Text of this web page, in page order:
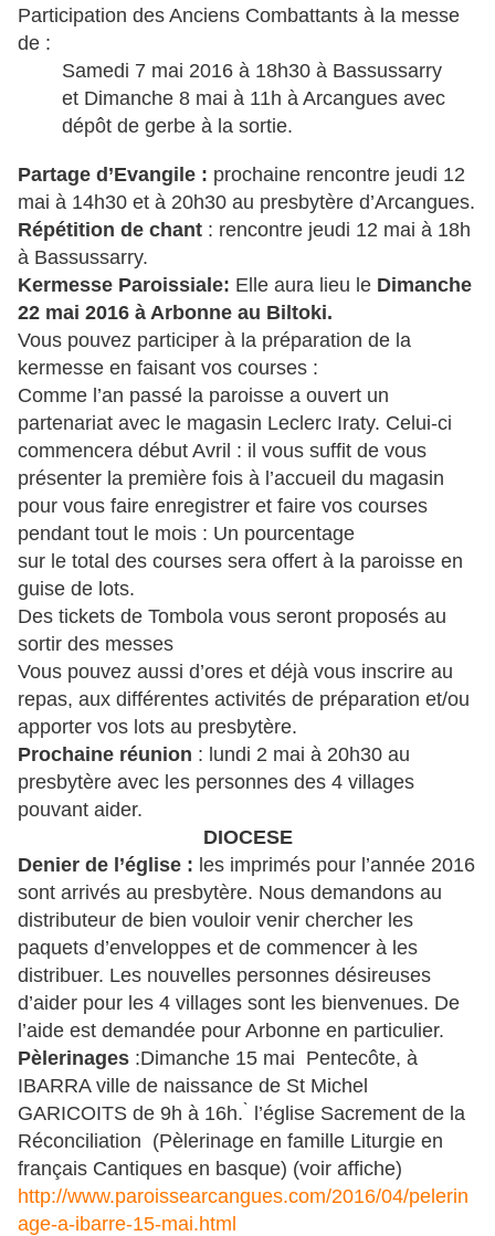
Participation des Anciens Combattants à la messe
de :
Samedi 7 mai 2016 à 18h30 à Bassussarry
et Dimanche 8 mai à 11h à Arcangues avec
dépôt de gerbe à la sortie.
Partage d’Evangile : prochaine rencontre jeudi 12
mai à 14h30 et à 20h30 au presbytère d’Arcangues.
Répétition de chant : rencontre jeudi 12 mai à 18h
à Bassussarry.
Kermesse Paroissiale: Elle aura lieu le Dimanche
22 mai 2016 à Arbonne au Biltoki.
Vous pouvez participer à la préparation de la
kermesse en faisant vos courses :
Comme l’an passé la paroisse a ouvert un
partenariat avec le magasin Leclerc Iraty. Celui-ci
commencera début Avril : il vous suffit de vous
présenter la première fois à l’accueil du magasin
pour vous faire enregistrer et faire vos courses
pendant tout le mois : Un pourcentage
sur le total des courses sera offert à la paroisse en
guise de lots.
Des tickets de Tombola vous seront proposés au
sortir des messes
Vous pouvez aussi d’ores et déjà vous inscrire au
repas, aux différentes activités de préparation et/ou
apporter vos lots au presbytère.
Prochaine réunion : lundi 2 mai à 20h30 au
presbytère avec les personnes des 4 villages
pouvant aider.
DIOCESE
Denier de l’église : les imprimés pour l’année 2016
sont arrivés au presbytère. Nous demandons au
distributeur de bien vouloir venir chercher les
paquets d’enveloppes et de commencer à les
distribuer. Les nouvelles personnes désireuses
d’aider pour les 4 villages sont les bienvenues. De
l’aide est demandée pour Arbonne en particulier.
Pèlerinages :Dimanche 15 mai Pentecôte, à
IBARRA ville de naissance de St Michel
GARICOITS de 9h à 16h. ̀ l’église Sacrement de la
Réconciliation (Pèlerinage en famille Liturgie en
français Cantiques en basque) (voir affiche)
http://www.paroissearcangues.com/2016/04/pelerin
age-a-ibarre-15-mai.html